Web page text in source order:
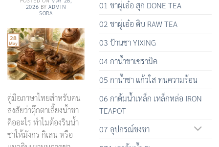
2026 BYADMIN
SORA
28
May
คู่มือภาษาไทยสำหรับคน
สงสัยว่าตุ๊กตาเลี้ยงน้ำชา
คืออะไร ทำไมต้องรินน้ำ
ชาให้มังกร กิเลน หรือ
01 ชาผู่เอ๋อ สุก DONE TEA
02 ชาผู่เอ๋อ ดิบ RAW TEA
03 ป้านชา YIXING
04 กาน้ำชาเซรามิค
05 กาน้ำชา แก้วใส ทนความร้อน
06 กาต้มน้ำเหล็ก เหล็กหล่อ IRON
TEAPOT
07 อุปกรณ์ชงชา